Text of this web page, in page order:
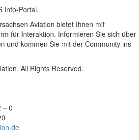
Info-Portal.
Aviation bietet Ihnen mit
für Interaktion. Informieren Sie sich über
und kommen Sie mit der Community ins
All Rights Reserved.
– 0